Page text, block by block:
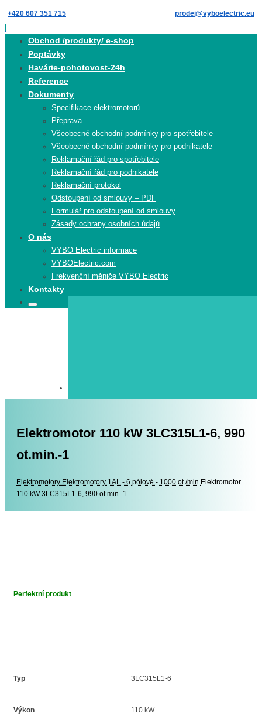
Skip
to
content
+420 607 351 715 prodej@vyboelectric.eu
Obchod /produkty/ e-shop
Poptávky
Havárie-pohotovost-24h
Reference
Dokumenty
Specifikace elektromotorů
Přeprava
Všeobecné obchodní podmínky pro spotřebitele
Všeobecné obchodní podmínky pro podnikatele
Reklamační řád pro spotřebitele
Reklamační řád pro podnikatele
Reklamační protokol
Odstoupení od smlouvy – PDF
Formulář pro odstoupení od smlouvy
Zásady ochrany osobních údajů
O nás
VYBO Electric informace
VYBOElectric.com
Frekvenční měniče VYBO Electric
Kontakty
Search
Search
Elektromotor 110 kW 3LC315L1-6, 990
ot.min.-1
Elektromotory Elektromotory
Elektromotory 1AL - 6 pólové - 1000 ot./min.Elektromotor
110 kW 3LC315L1-6, 990 ot.min.-1
Perfektní produkt
Typ 3LC315L1-6
Výkon 110 kW